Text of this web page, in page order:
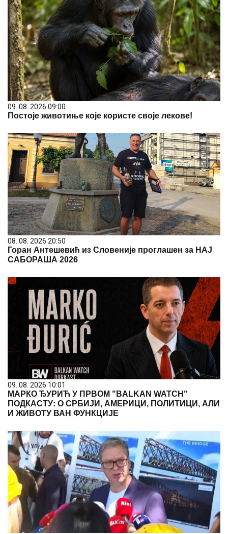
09. 08. 2026 09:00
Постоје животиње које користе своје лекове!
08. 08. 2026 20:50
Горан Антешевић из Словеније проглашен за НАЈ
САБОРАША 2026
09. 08. 2026 10:01
МАРКО ЂУРИЋ У ПРВОМ "BALKAN WATCH"
ПОДКАСТУ: О СРБИЈИ, АМЕРИЦИ, ПОЛИТИЦИ, АЛИ
И ЖИВОТУ ВАН ФУНКЦИЈЕ